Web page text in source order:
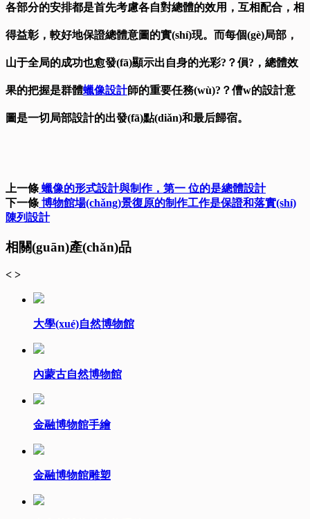
各部分的安排都是首先考慮各自對總體的效用，互相配合，相
得益彰，較好地保證總體意圖的實(shí)現。而每個(gè)局部，
山于全局的成功也愈發(fā)顯示出自身的光彩?？傊?，總體效
果的把握是群體蠟像設計師的重要任務(wù)?？傮w的設計意
圖是一切局部設計的出發(fā)點(diǎn)和最后歸宿。
上一條 蠟像的形式設計與制作，第一 位的是總體設計
下一條 博物館場(chǎng)景復原的制作工作是保證和落實(shí)
陳列設計
相關(guān)產(chǎn)品
< >
大學(xué)自然博物館
內蒙古自然博物館
金融博物館手繪
金融博物館雕塑